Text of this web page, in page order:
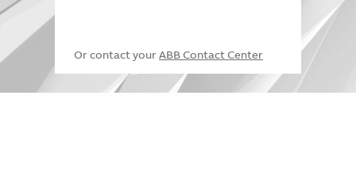
Or contact your ABB Contact Center